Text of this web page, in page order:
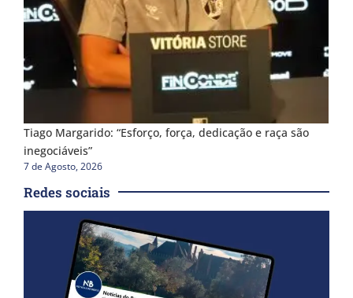
Tiago Margarido: “Esforço, força, dedicação e raça são
inegociáveis”
7 de Agosto, 2026
Redes sociais